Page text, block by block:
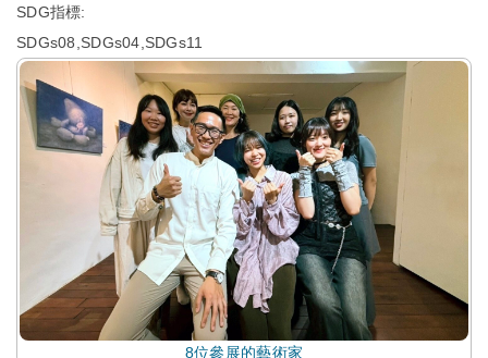
SDG指標:
SDGs08,SDGs04,SDGs11
8位參展的藝術家